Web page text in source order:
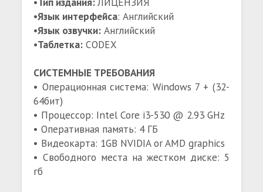
•Язык интерфейса: Английский
•Язык озвучки: Английский
•Таблетка: CODEX
СИСТЕМНЫЕ ТРЕБОВАНИЯ
• Операционная система: Windows 7 + (32-
64бит)
• Процессор: Intel Core i3-530 @ 2.93 GHz
• Оперативная память: 4 ГБ
• Видеокарта: 1GB NVIDIA or AMD graphics
• Свободного места на жестком диске: 5
гб